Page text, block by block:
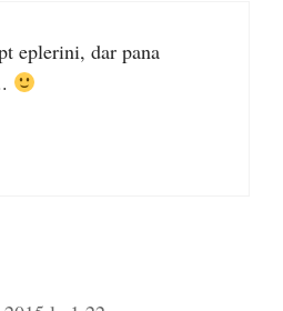
eplerini, dar pana